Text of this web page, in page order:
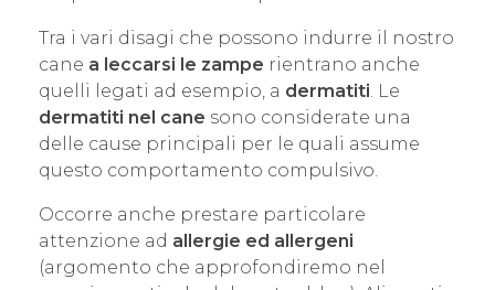
Tra i vari disagi che possono indurre il nostro
cane a leccarsi le zampe rientrano anche
quelli legati ad esempio, a dermatiti. Le
dermatiti nel cane sono considerate una
delle cause principali per le quali assume
questo comportamento compulsivo.
Occorre anche prestare particolare
attenzione ad allergie ed allergeni
(argomento che approfondiremo nel